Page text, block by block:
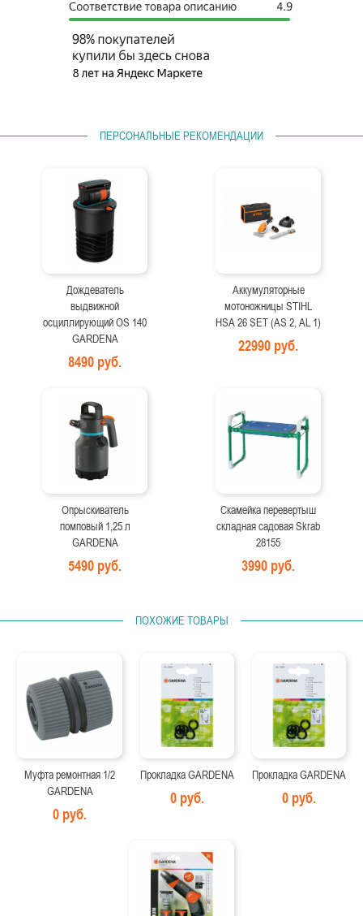
ПЕРСОНАЛЬНЫЕ РЕКОМЕНДАЦИИ
Дождеватель
выдвижной
осциллирующий OS 140
GARDENA
8490 руб.
Аккумуляторные
мотоножницы STIHL
HSA 26 SET (AS 2, AL 1)
22990 руб.
Опрыскиватель
помповый 1,25 л
GARDENA
5490 руб.
Скамейка перевертыш
складная садовая Skrab
28155
3990 руб.
ПОХОЖИЕ ТОВАРЫ
Муфта ремонтная 1/2
GARDENA
0 руб.
Прокладка GARDENA
0 руб.
Прокладка GARDENA
0 руб.